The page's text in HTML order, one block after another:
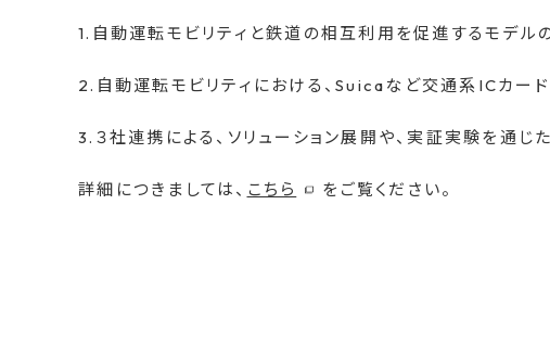
1.自動運転モビリティと鉄道の相互利用を促進するモデル
2.自動運転モビリティにおける、Suicaなど交通系ICカー
3.３社連携による、ソリューション展開や、実証実験を通
詳細につきましては、 こちら をご覧ください。